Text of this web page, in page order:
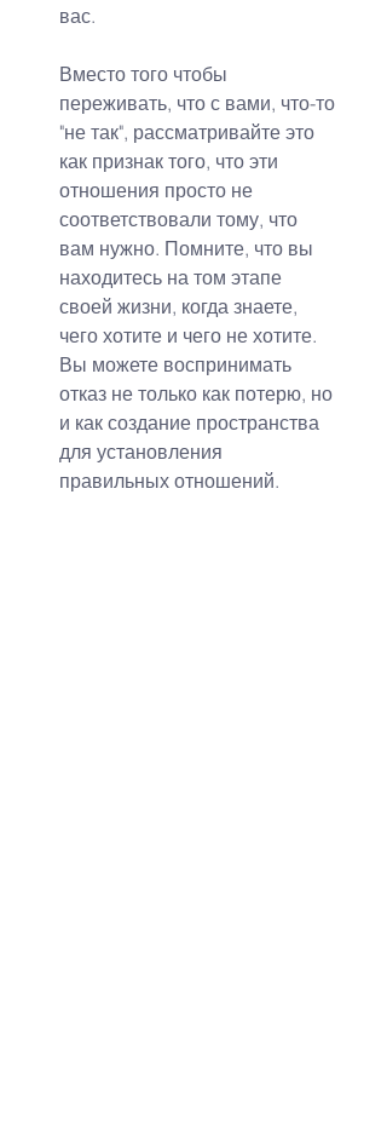
вас.
Вместо того чтобы
переживать, что с вами, что-то
"не так", рассматривайте это
как признак того, что эти
отношения просто не
соответствовали тому, что
вам нужно. Помните, что вы
находитесь на том этапе
своей жизни, когда знаете,
чего хотите и чего не хотите.
Вы можете воспринимать
отказ не только как потерю, но
и как создание пространства
для установления
правильных отношений.